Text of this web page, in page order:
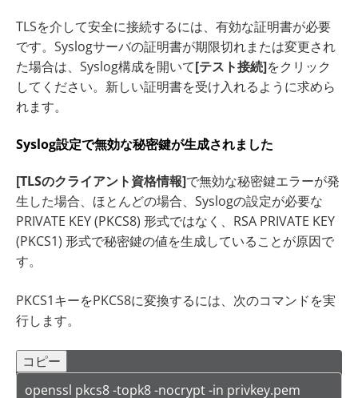
TLSを介して安全に接続するには、有効な証明書が必要
です。Syslogサーバの証明書が期限切れまたは変更され
た場合は、Syslog構成を開いて[テスト接続]をクリック
してください。新しい証明書を受け入れるように求めら
れます。
Syslog設定で無効な秘密鍵が生成されました
[TLSのクライアント資格情報]で無効な秘密鍵エラーが発
生した場合、ほとんどの場合、Syslogの設定が必要な
PRIVATE KEY (PKCS8) 形式ではなく、RSA PRIVATE KEY
(PKCS1) 形式で秘密鍵の値を生成していることが原因で
す。
PKCS1キーをPKCS8に変換するには、次のコマンドを実
行します。
コピー
openssl pkcs8 -topk8 -nocrypt -in privkey.pem